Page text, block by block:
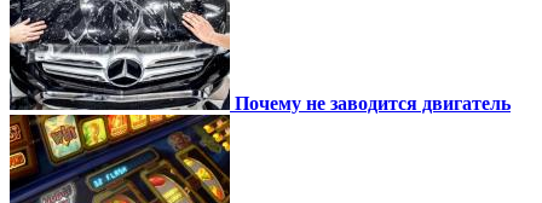
Почему не заводится двигатель